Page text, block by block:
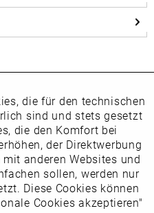
Instagram
Aktiv
Inaktiv
Inaktiv
die für den technischen
sind und stets gesetzt
die den Komfort bei
der Direktwerbung
anderen Websites und
sollen, werden nur
Diese Cookies können
Cookies akzeptieren"